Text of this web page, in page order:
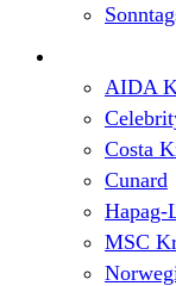
AIDA
Costa
Cunard
Hapag-
MSC